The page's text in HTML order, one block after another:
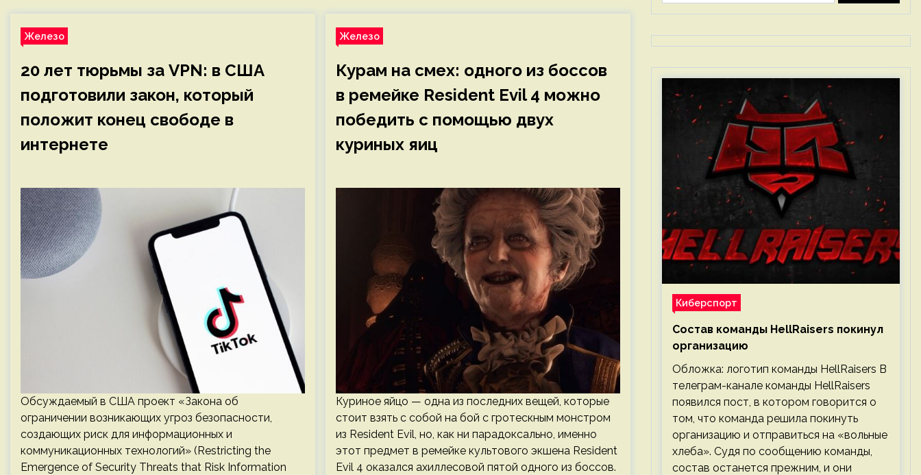
Железо
20 лет тюрьмы за VPN: в США
подготовили закон, который
положит конец свободе в
интернете
Обсуждаемый в США проект «Закона об
ограничении возникающих угроз безопасности,
создающих риск для информационных и
коммуникационных технологий» (Restricting the
Emergence of Security Threats that Risk Information
Железо
Курам на смех: одного из боссов
в ремейке Resident Evil 4 можно
победить с помощью двух
куриных яиц
Куриное яйцо — одна из последних вещей, которые
стоит взять с собой на бой с гротескным монстром
из Resident Evil, но, как ни парадоксально, именно
этот предмет в ремейке культового экшена Resident
Evil 4 оказался ахиллесовой пятой одного из боссов.
Киберспорт
Состав команды HellRaisers покинул
организацию
Обложка: логотип команды HellRaisers В
телеграм-канале команды HellRaisers
появился пост, в котором говорится о
том, что команда решила покинуть
организацию и отправиться на «вольные
хлеба». Судя по сообщению команды,
состав останется прежним, и они